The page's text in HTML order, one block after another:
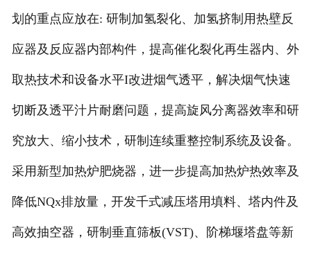
划的重点应放在: 研制加氢裂化、加氢挤制用热壁反
应器及反应器内部构件，提高催化裂化再生器内、外
取热技术和设备水平I改进烟气透平，解决烟气快速
切断及透平汁片耐磨问题，提高旋风分离器效率和研
究放大、缩小技术，研制连续重整控制系统及设备。
采用新型加热炉肥烧器，进一步提高加热炉热效率及
降低NQx排放量，开发千式减压塔用填料、塔内件及
高效抽空器，研制垂直筛板(VST)、阶梯堰塔盘等新